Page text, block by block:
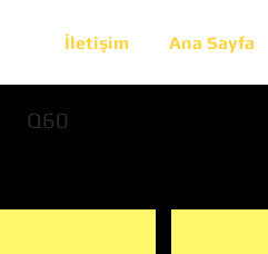
İletişim Ana Sayfa
Q60